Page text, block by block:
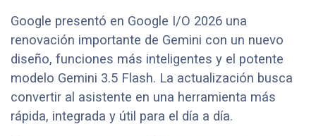
Google presentó en Google I/O 2026 una
renovación importante de Gemini con un nuevo
diseño, funciones más inteligentes y el potente
modelo Gemini 3.5 Flash. La actualización busca
convertir al asistente en una herramienta más
rápida, integrada y útil para el día a día.